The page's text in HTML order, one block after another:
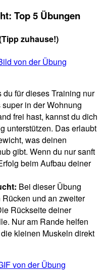
Top 5 Übungen
zuhause!)
du für dieses Training nur
in der Wohnung
frei hast, kannst du dich
unterstützen. Das erlaubt
was deinen
gibt. Wenn du nur sanft
beim Aufbau deiner
Bei dieser Übung
und an zweiter
Rückseite deiner
Nur am Rande helfen
kleinen Muskeln direkt